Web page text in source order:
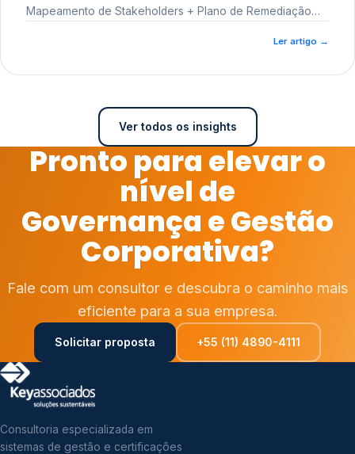
Mapeamento de Stakeholders + Plano de Remediação
Ler artigo →
Ver todos os insights
Pronto para elevar o
nível de
Governança e Gestão
Corporativa?
Fale com um consultor e descubra o caminho mais
eficiente para a sua empresa.
Solicitar proposta +55 (11) 4890-4111
Consultoria especializada em
sistemas de gestão e certificações